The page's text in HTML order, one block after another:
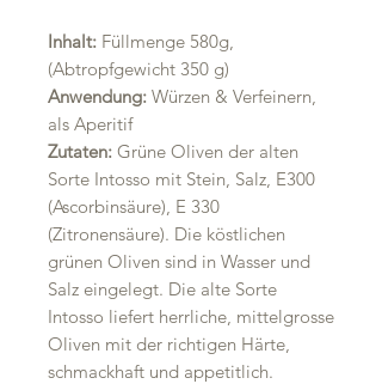
Inhalt: Füllmenge 580g,
(Abtropfgewicht 350 g)
Anwendung: Würzen & Verfeinern,
als Aperitif
Zutaten: Grüne Oliven der alten
Sorte Intosso mit Stein, Salz, E300
(Ascorbinsäure), E 330
(Zitronensäure). Die köstlichen
grünen Oliven sind in Wasser und
Salz eingelegt. Die alte Sorte
Intosso liefert herrliche, mittelgrosse
Oliven mit der richtigen Härte,
schmackhaft und appetitlich.